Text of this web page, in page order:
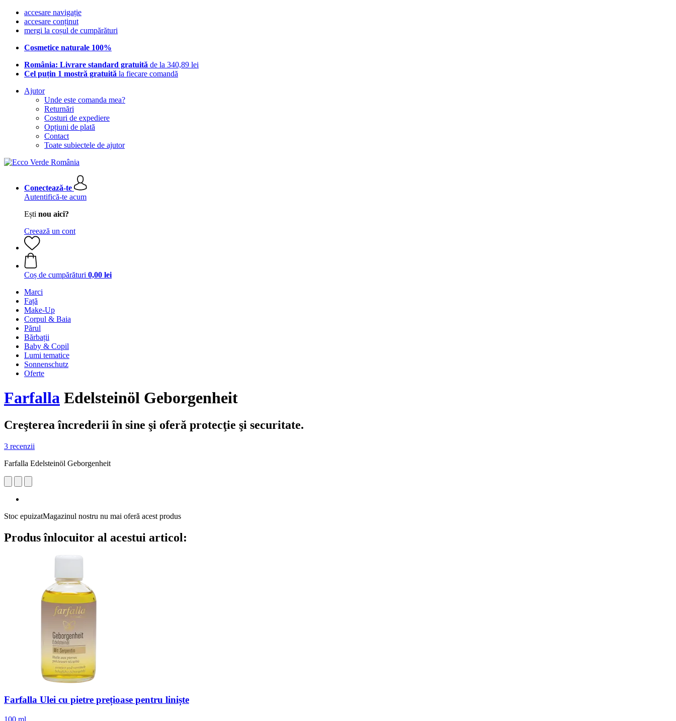
accesare navigație
accesare conținut
mergi la coșul de cumpărături
Cosmetice naturale 100%
România: Livrare standard gratuită de la 340,89 lei
Cel puțin 1 mostră gratuită la fiecare comandă
Ajutor
Unde este comanda mea?
Returnări
Costuri de expediere
Opțiuni de plată
Contact
Toate subiectele de ajutor
Conectează-te
Autentifică-te acum
Ești nou aici?
Creează un cont
Coș de cumpărături 0,00 lei
Marci
Față
Make-Up
Corpul & Baia
Părul
Bărbații
Baby & Copil
Lumi tematice
Sonnenschutz
Oferte
Farfalla Edelsteinöl Geborgenheit
Creşterea încrederii în sine şi oferă protecţie şi securitate.
3 recenzii
Farfalla Edelsteinöl Geborgenheit
Stoc epuizatMagazinul nostru nu mai oferă acest produs
Produs înlocuitor al acestui articol:
Farfalla Ulei cu pietre prețioase pentru liniște
100 ml